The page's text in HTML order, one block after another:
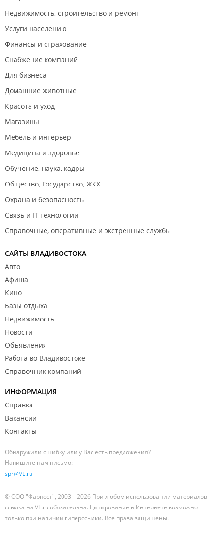
Недвижимость, строительство и ремонт
Услуги населению
Финансы и страхование
Снабжение компаний
Для бизнеса
Домашние животные
Красота и уход
Магазины
Мебель и интерьер
Медицина и здоровье
Обучение, наука, кадры
Общество, Государство, ЖКХ
Охрана и безопасность
Связь и IT технологии
Справочные, оперативные и экстренные службы
САЙТЫ ВЛАДИВОСТОКА
Авто
Афиша
Кино
Базы отдыха
Недвижимость
Новости
Объявления
Работа во Владивостоке
Справочник компаний
ИНФОРМАЦИЯ
Справка
Вакансии
Контакты
Обнаружили ошибку или у Вас есть предложения?
Напишите нам письмо:
spr@VL.ru
© ООО "Фарпост", 2003—2026 При любом использовании материалов
ссылка на VL.ru обязательна. Цитирование в Интернете возможно
только при наличии гиперссылки. Все права защищены.